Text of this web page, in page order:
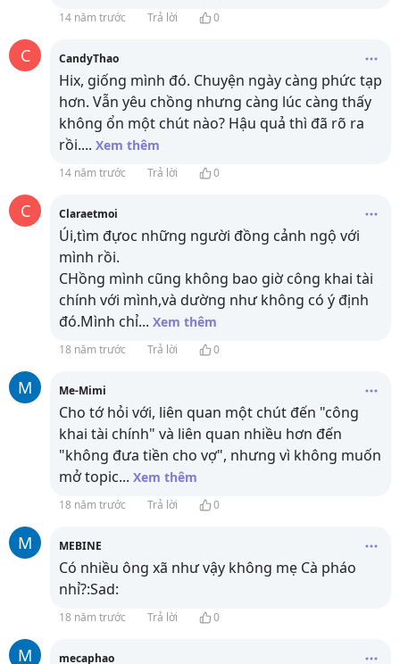
14 năm trước Trả lời 0
C CandyThao
Hix, giống mình đó. Chuyện ngày càng phức tạp
hơn. Vẫn yêu chồng nhưng càng lúc càng thấy
không ổn một chút nào? Hậu quả thì đã rõ ra
rồi.... Xem thêm
14 năm trước Trả lời 0
C Claraetmoi
Úi,tìm đựoc những người đồng cảnh ngộ với
mình rồi.
CHồng mình cũng không bao giờ công khai tài
chính với mình,và dường như không có ý định
đó.Mình chỉ... Xem thêm
18 năm trước Trả lời 0
M Me-Mimi
Cho tớ hỏi với, liên quan một chút đến "công
khai tài chính" và liên quan nhiều hơn đến
"không đưa tiền cho vợ", nhưng vì không muốn
mở topic... Xem thêm
18 năm trước Trả lời 0
M MEBINE
Có nhiều ông xã như vậy không mẹ Cà pháo
nhỉ?:Sad:
18 năm trước Trả lời 0
M mecaphao